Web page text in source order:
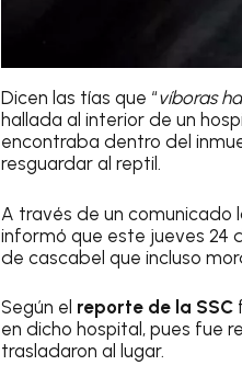
Dicen las tías que “víboras
hallada al interior de un
encontraba dentro del
resguardar al reptil.
A través de un comunicado
informó que este jueves 24
de cascabel que incluso
Según el reporte de la SSC
en dicho hospital, pues fue
trasladaron al lugar.